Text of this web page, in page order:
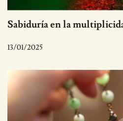
Sabiduría en la
13/01/2025